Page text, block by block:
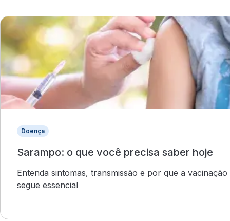
Doença
Sarampo: o que você precisa saber hoje
Entenda sintomas, transmissão e por que a vacinação
segue essencial